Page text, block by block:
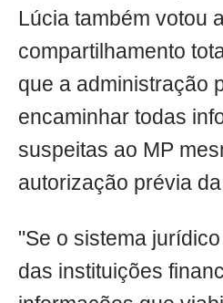
Lúcia também votou
compartilhamento
que a administração
encaminhar todas
suspeitas ao MP
autorização prévia
"Se o sistema
das instituições